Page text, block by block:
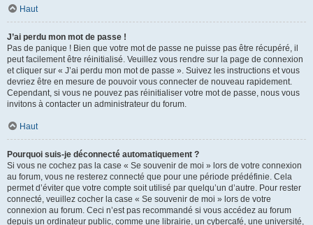
Haut
J’ai perdu mon mot de passe !
Pas de panique ! Bien que votre mot de passe ne puisse pas être récupéré, il
peut facilement être réinitialisé. Veuillez vous rendre sur la page de connexion
et cliquer sur « J’ai perdu mon mot de passe ». Suivez les instructions et vous
devriez être en mesure de pouvoir vous connecter de nouveau rapidement.
Cependant, si vous ne pouvez pas réinitialiser votre mot de passe, nous vous
invitons à contacter un administrateur du forum.
Haut
Pourquoi suis-je déconnecté automatiquement ?
Si vous ne cochez pas la case « Se souvenir de moi » lors de votre connexion
au forum, vous ne resterez connecté que pour une période prédéfinie. Cela
permet d’éviter que votre compte soit utilisé par quelqu’un d’autre. Pour rester
connecté, veuillez cocher la case « Se souvenir de moi » lors de votre
connexion au forum. Ceci n’est pas recommandé si vous accédez au forum
depuis un ordinateur public, comme une librairie, un cybercafé, une université,